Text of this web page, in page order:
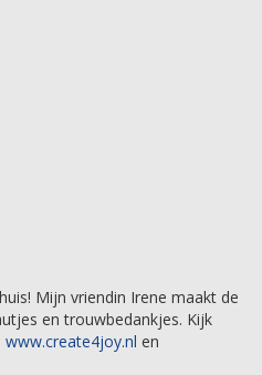
Mijn vriendin Irene maakt de
en trouwbedankjes. Kijk
www.create4joy.nl en